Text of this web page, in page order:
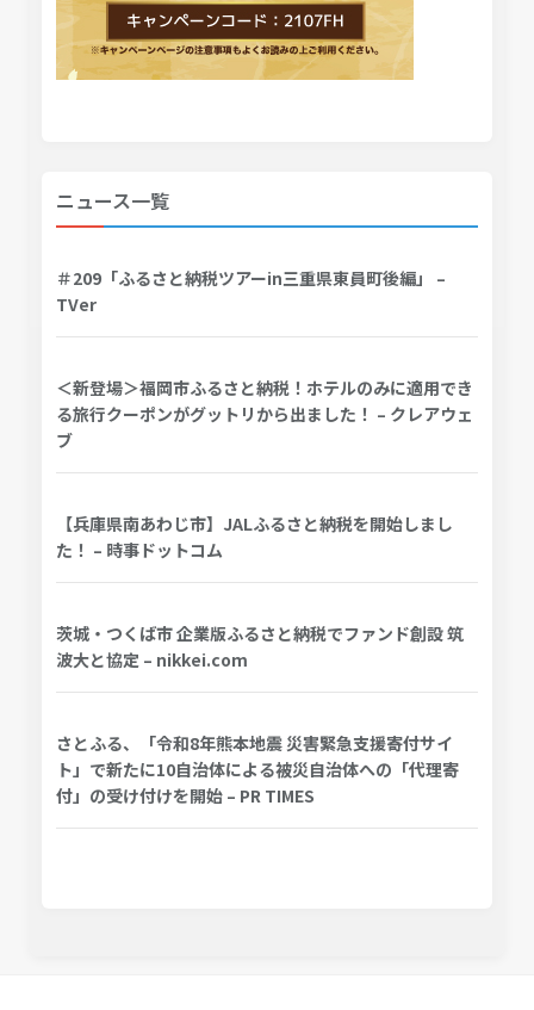
ニュース一覧
＃209「ふるさと納税ツアーin三重県東員町後編」 –
TVer
＜新登場＞福岡市ふるさと納税！ホテルのみに適用でき
る旅行クーポンがグットリから出ました！ – クレアウェ
ブ
【兵庫県南あわじ市】JALふるさと納税を開始しまし
た！ – 時事ドットコム
茨城・つくば市 企業版ふるさと納税でファンド創設 筑
波大と協定 – nikkei.com
さとふる、「令和8年熊本地震 災害緊急支援寄付サイ
ト」で新たに10自治体による被災自治体への「代理寄
付」の受け付けを開始 – PR TIMES